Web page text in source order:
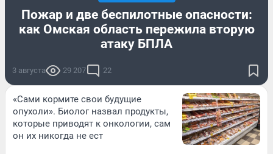
Пожар и две беспилотные опасности:
как Омская область пережила вторую
атаку БПЛА
3 августа 29 207 22
«Сами кормите свои будущие
опухоли». Биолог назвал продукты,
которые приводят к онкологии, сам
он их никогда не ест